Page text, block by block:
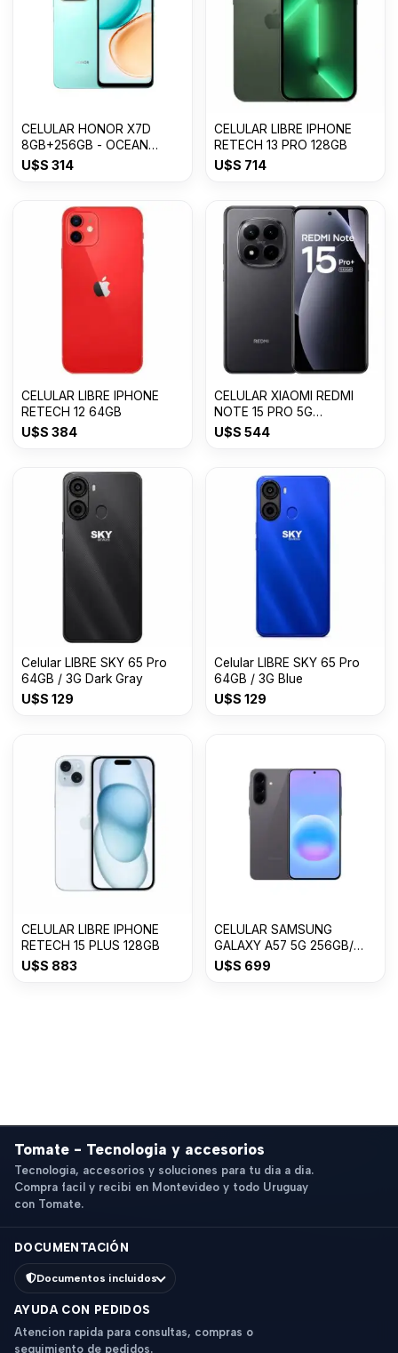
CELULAR HONOR X7D
8GB+256GB - OCEAN
CYAN
U$S 314
CELULAR LIBRE IPHONE
RETECH 13 PRO 128GB
U$S 714
CELULAR LIBRE IPHONE
RETECH 12 64GB
U$S 384
CELULAR XIAOMI REDMI
NOTE 15 PRO 5G
8GB+512GB
U$S 544
Celular LIBRE SKY 65 Pro
64GB / 3G Dark Gray
U$S 129
Celular LIBRE SKY 65 Pro
64GB / 3G Blue
U$S 129
CELULAR LIBRE IPHONE
RETECH 15 PLUS 128GB
U$S 883
CELULAR SAMSUNG
GALAXY A57 5G 256GB/
8GB RAM
U$S 699
Tomate - Tecnologia y accesorios
Tecnologia, accesorios y soluciones para tu dia a dia.
Compra facil y recibi en Montevideo y todo Uruguay
con Tomate.
DOCUMENTACIÓN
Documentos incluidos
AYUDA CON PEDIDOS
Atencion rapida para consultas, compras o
seguimiento de pedidos.